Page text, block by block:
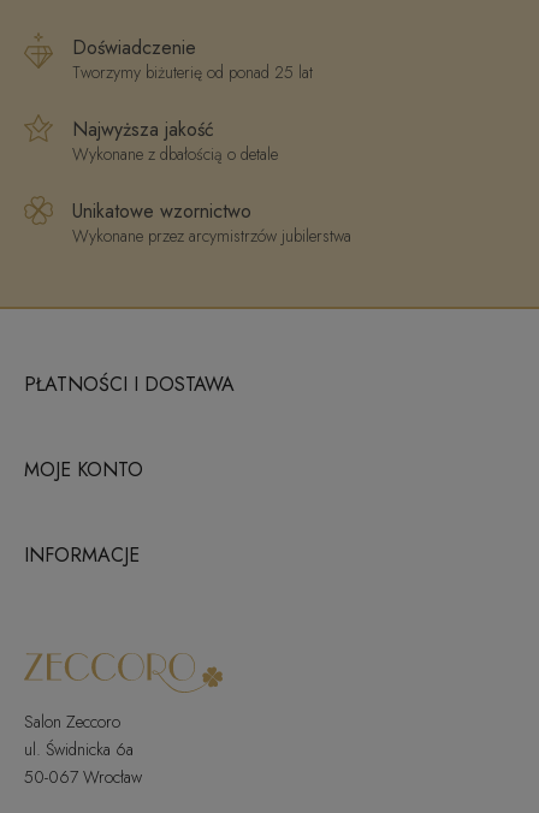
Doświadczenie
Tworzymy biżuterię od ponad 25 lat
Najwyższa jakość
Wykonane z dbałością o detale
Unikatowe wzornictwo
Wykonane przez arcymistrzów jubilerstwa
PŁATNOŚCI I DOSTAWA
MOJE KONTO
INFORMACJE
Salon Zeccoro
ul. Świdnicka 6a
50-067 Wrocław